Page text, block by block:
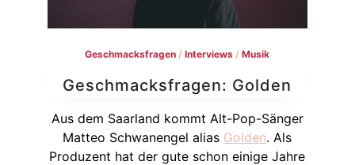
Geschmacksfragen /Interviews /Musik
Geschmacksfragen: Golden
Aus dem Saarland kommt Alt-Pop-Sänger
Matteo Schwanengel alias Golden. Als
Produzent hat der gute schon einige Jahre